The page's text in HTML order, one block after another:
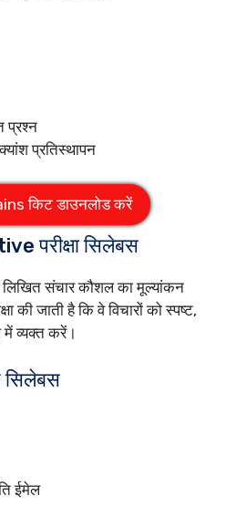
प्रश्न
प्रतिस्थापन
किट डाउनलोड करें
परीक्षा सिलेबस
लिखित संचार कौशल का मूल्यांकन
की जाती है कि वे विचारों को स्पष्ट,
में व्यक्त करें।
ईमेल